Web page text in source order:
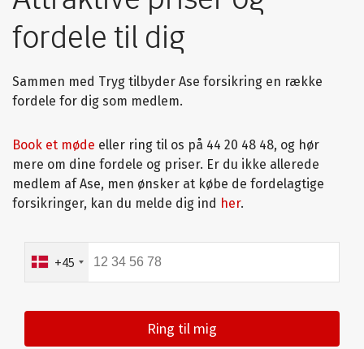
fordele til dig
Sammen med Tryg tilbyder Ase forsikring en række
fordele for dig som medlem.
Book et møde eller ring til os på 44 20 48 48, og hør
mere om dine fordele og priser. Er du ikke allerede
medlem af Ase, men ønsker at købe de fordelagtige
forsikringer, kan du melde dig ind her.
+45
Ring til mig